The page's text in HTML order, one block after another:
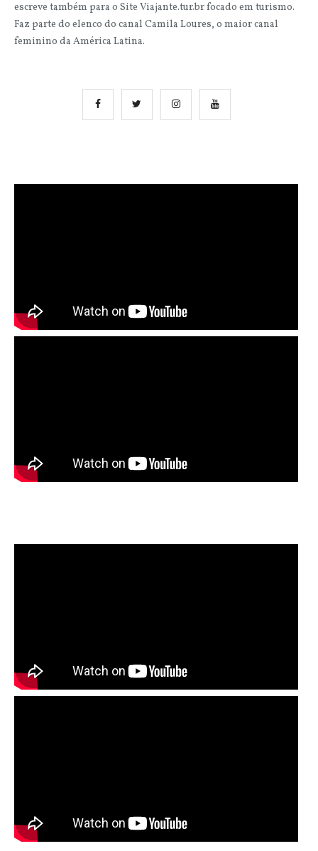
escreve também para o Site Viajante.tur.br focado em turismo.
Faz parte do elenco do canal Camila Loures, o maior canal
feminino da América Latina.